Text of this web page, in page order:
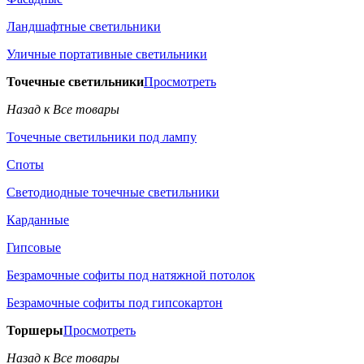
Ландшафтные светильники
Уличные портативные светильники
Точечные светильникиПросмотреть
Назад к Все товары
Точечные светильники под лампу
Споты
Светодиодные точечные светильники
Карданные
Гипсовые
Безрамочные софиты под натяжной потолок
Безрамочные софиты под гипсокартон
ТоршерыПросмотреть
Назад к Все товары